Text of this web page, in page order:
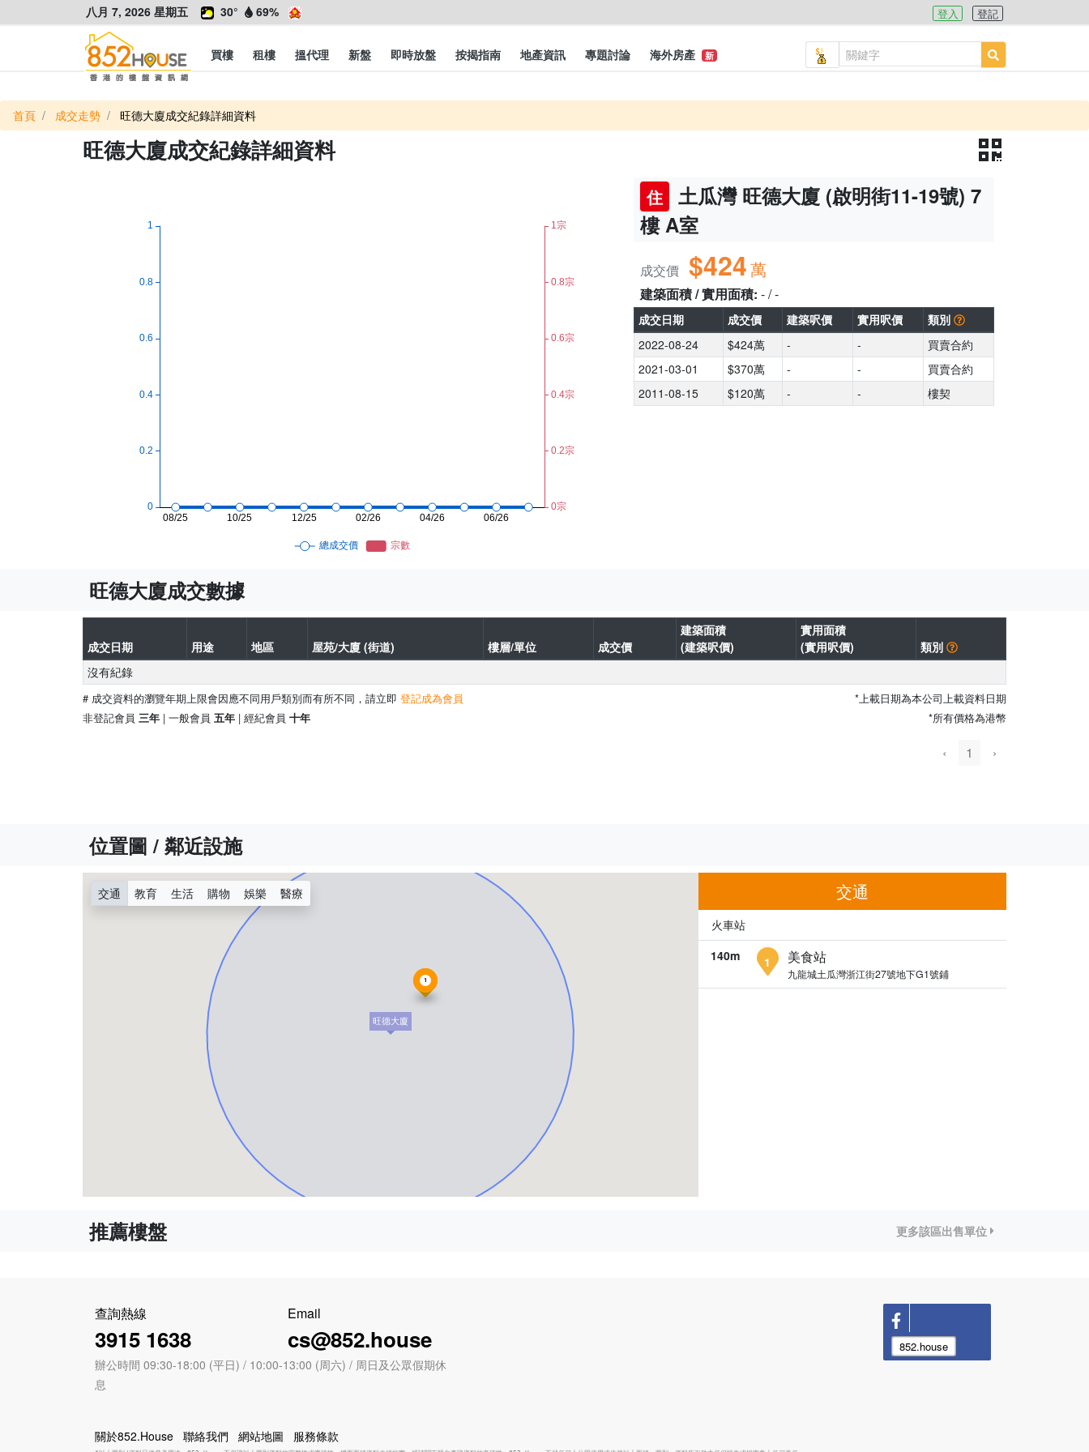
八月 7, 2026 星期五 30° 69% 登入 登記
買樓 租樓 搵代理 新盤 即時放盤 按揭指南 地產資訊 專題討論 海外房產 新
首頁 成交走勢 旺德大廈成交紀錄詳細資料
旺德大廈成交紀錄詳細資料
住
土瓜灣 旺德大廈 (啟明街11-19號) 7
樓 A室
成交價 $424萬
建築面積 / 實用面積: - / -
成交日期 成交價 建築呎價 實用呎價
類別
2022-08-24
$424萬 - -
買賣合約
2021-03-01
$370萬 - -
買賣合約
2011-08-15
$120萬 - - 樓契
旺德大廈成交數據
成交日期 用途 地區 屋苑/大廈 (街道) 樓層/單位 成交價
建築面積
(建築呎價)
實用面積
(實用呎價)
類別
沒有紀錄
# 成交資料的瀏覽年期上限會因應不同用戶類別而有所不同，請立即 登記成為會員
非登記會員 三年 | 一般會員 五年 | 經紀會員 十年
*上載日期為本公司上載資料日期
*所有價格為港幣
‹ 1 ›
位置圖 / 鄰近設施
旺德大廈
1
交通 教育 生活 購物 娛樂 醫療 交通
火車站
140m
1 美食站
九龍城土瓜灣浙江街27號地下G1號鋪
推薦樓盤 更多該區出售單位
查詢熱線
3915 1638
Email
cs@852.house
辦公時間 09:30-18:00 (平日) / 10:00-13:00 (周六) / 周日及公眾假期休
息
關於852.House 聯絡我們 網站地圖 服務條款
852.house